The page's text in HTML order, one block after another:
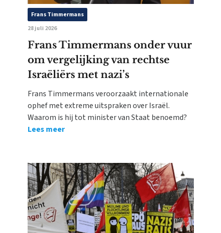
Frans Timmermans
28 juli 2026
Frans Timmermans onder vuur
om vergelijking van rechtse
Israëliërs met nazi’s
Frans Timmermans veroorzaakt internationale
ophef met extreme uitspraken over Israël.
Waarom is hij tot minister van Staat benoemd?
Lees meer